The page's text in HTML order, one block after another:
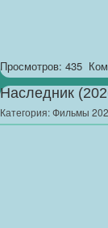
Просмотров: 435
Наследник
Категория:Фильмы